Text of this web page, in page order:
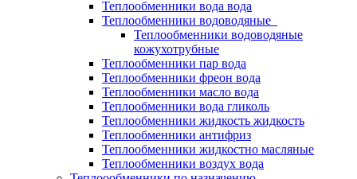
Теплообменники вода вода
Теплообменники водоводяные
Теплообменники водоводяные
кожухотрубные
Теплообменники пар вода
Теплообменники фреон вода
Теплообменники масло вода
Теплообменники вода гликоль
Теплообменники жидкость жидкость
Теплообменники антифриз
Теплообменники жидкостно масляные
Теплообменники воздух вода